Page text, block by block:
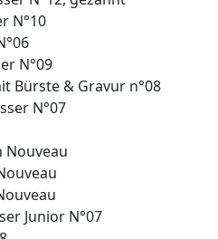
N°10
N°09
Bürste & Gravur n°08
N°07
Nouveau
Junior N°07